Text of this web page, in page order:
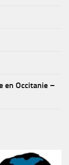
en Occitanie –